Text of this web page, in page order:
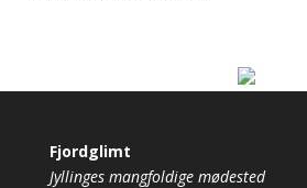
Fjordglimt
Jyllinges mangfoldige mødested